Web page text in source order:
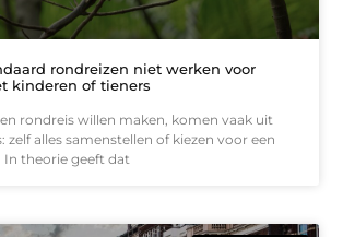
rondreizen niet werken voor
kinderen of tieners
rondreis willen maken, komen vaak uit
zelf alles samenstellen of kiezen voor een
In theorie geeft dat